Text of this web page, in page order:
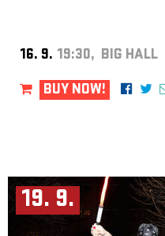
16. 9. 19:30, BIG HALL
BUY NOW!
19. 9.